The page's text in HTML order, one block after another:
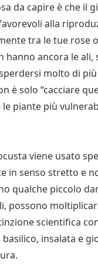
da capire è che il
alla
tra le tue rose
hanno ancora le ali,
molto di
è solo “cacciare
piante più
viene usato
in senso stretto e
qualche piccolo
possono
scientifica
insalata e